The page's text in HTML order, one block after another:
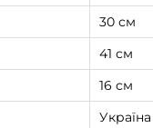
30 см
41 см
16 см
Україна